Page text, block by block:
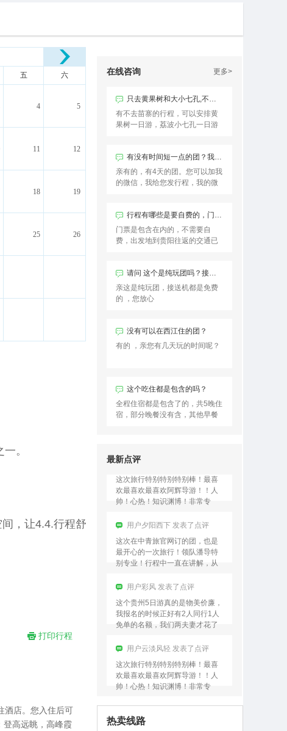
五 六
4 5
11 12
18 19
25 26
。
间，让4.4.行程舒
打印行程
酒店。您入住后可
登高远眺，高峰霞
在线咨询 更多>
只去黄果树和大小七孔,不去苗寨有吗
有不去苗寨的行程，可以安排黄
果树一日游，荔波小七孔一日游
有没有时间短一点的团？我只有4天时间，想去梵净山，黄果树，苗寨，小七孔
亲有的，有4天的团。您可以加我
的微信，我给您发行程，我的微
行程有哪些是要自费的，门前是需要自费吗？
门票是包含在内的，不需要自
费，出发地到贵阳往返的交通已
请问 这个是纯玩团吗？接送机都是免费吗
亲这是纯玩团，接送机都是免费
的 ，您放心
没有可以在西江住的团？
有的 ，亲您有几天玩的时间呢？
这个吃住都是包含的吗？
全程住宿都是包含了的，共5晚住
宿，部分晚餐没有含，其他早餐
最新点评
用户夕阳西下 发表了点评
贵州的历史讲到贵州的人文、从
贵州的景点再到贵州的小吃，
基…
用户彩风 发表了点评
这个贵州5日游真的是物美价廉，
晚，真的太划算了！！…
用户云淡风轻 发表了点评
这次旅行特别特别特别棒！最喜
欢最喜欢最喜欢阿辉导游！！人
帅！心热！知识渊博！非常专
最最最最棒的导游！希望后来来
用户夕阳西下 发表了点评
这次在中青旅官网订的团，也是
最开心的一次旅行！领队潘导特
别专业！行程中一直在讲解，从
贵州的景点再到贵州的小吃，
用户彩风 发表了点评
这个贵州5日游真的是物美价廉，
我报名的时候正好有2人同行1人
免单的名额，我们两夫妻才花了
晚，真的太划算了！！…
用户云淡风轻 发表了点评
这次旅行特别特别特别棒！最喜
欢最喜欢最喜欢阿辉导游！！人
帅！心热！知识渊博！非常专
最最最最棒的导游！希望后来来
的…
这次在中青旅官网订的团，也是
热卖线路